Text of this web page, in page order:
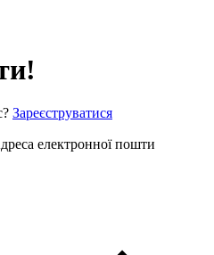
Зареєструватися
електронної пошти